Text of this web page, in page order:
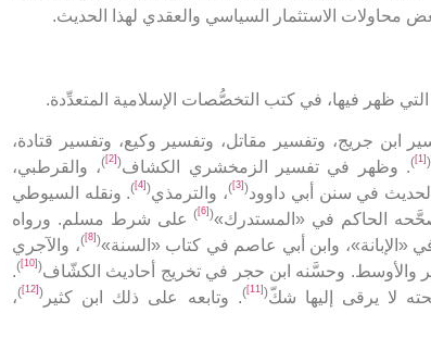
محاولات الاستثمار السياسي والعقدي لهذا الحديث.
ظهر فيها، في كتب التخصُّصات الإسلامية المتعدِّدة.
ابن جريج، وتفسير مقاتل، وتفسير وكيع، وتفسير قتادة،
(
[1]
). وظهر في تفسير الزمخشري الكشاف(
[2]
)، والقرطبي،
في سنن أبي داوود(
[3]
)، والترمذي(
[4]
). ونقله السيوطي
الحاكم في «المستدرك»(
[6]
)على شرط مسلم. ورواه
«الإبانة»، وابن أبي عاصم في كتاب «السنة»(
[8]
)، والآجري
والأوسط. وحسَّنه ابن حجر في تخريج أحاديث الكشّاف(
[10]
)
.
لا يرقى إليها شكّ(
[11]
). وتابعه على ذلك ابن كثير (
[12]
)،